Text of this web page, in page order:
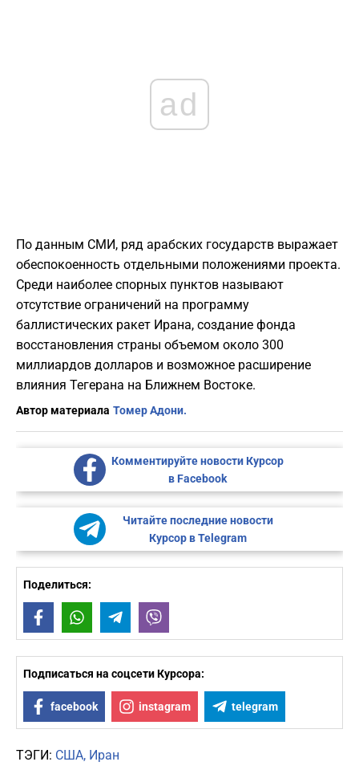
ad
По данным СМИ, ряд арабских государств выражает
обеспокоенность отдельными положениями проекта.
Среди наиболее спорных пунктов называют
отсутствие ограничений на программу
баллистических ракет Ирана, создание фонда
восстановления страны объемом около 300
миллиардов долларов и возможное расширение
влияния Тегерана на Ближнем Востоке.
Автор материала Томер Адони.
Комментируйте новости Курсор
в Facebook
Читайте последние новости
Курсор в Telegram
Поделиться:
FacebookWhatsAppTelegram
Подписаться на соцсети Курсора:
facebook instagram telegram
ТЭГИ: США Иран